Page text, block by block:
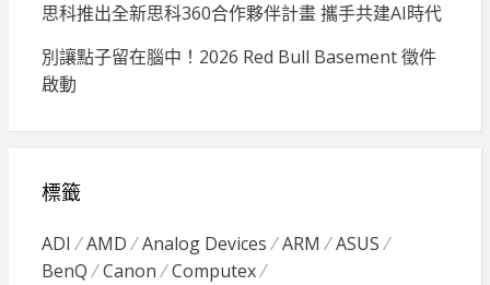
思科推出全新思科360合作夥伴計畫 攜手共建AI時代
別讓點子留在腦中！2026 Red Bull Basement 徵件
啟動
標籤
ADI AMD Analog Devices ARM
ASUS
BenQ
Canon
Computex